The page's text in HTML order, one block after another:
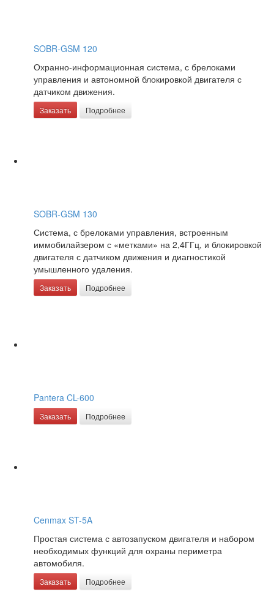
SOBR-GSM 120
Охранно-информационная система, с брелоками
управления и автономной блокировкой двигателя с
датчиком движения.
Заказать Подробнее
SOBR-GSM 130
Система, с брелоками управления, встроенным
иммобилайзером с «метками» на 2,4ГГц, и блокировкой
двигателя с датчиком движения и диагностикой
умышленного удаления.
Заказать Подробнее
Pantera CL-600
Заказать Подробнее
Cenmax ST-5A
Простая система с автозапуском двигателя и набором
необходимых функций для охраны периметра
автомобиля.
Заказать Подробнее